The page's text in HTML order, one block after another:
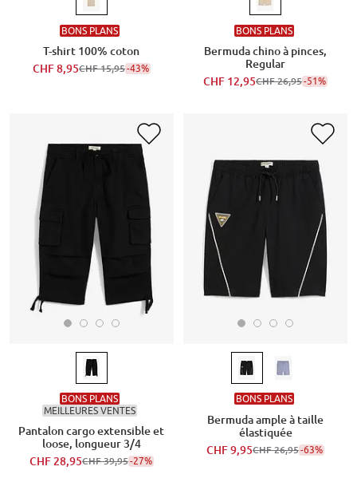
BONS PLANS
T-shirt 100% coton
CHF 8,95CHF 15,95-43%
BONS PLANS
Bermuda chino à pinces,
Regular
CHF 12,95CHF 26,95-51%
BONS PLANS
MEILLEURES VENTES
Pantalon cargo extensible et
loose, longueur 3/4
CHF 28,95CHF 39,95-27%
BONS PLANS
Bermuda ample à taille
élastiquée
CHF 9,95CHF 26,95-63%